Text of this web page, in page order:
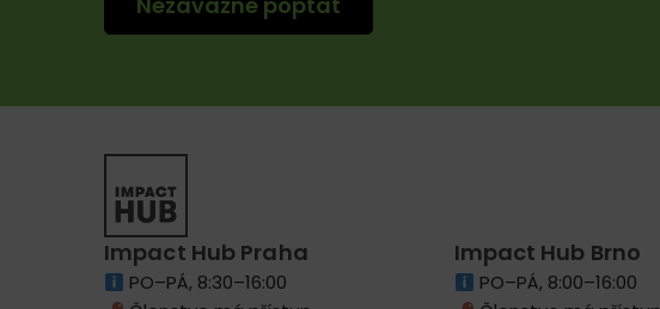
Impact Hub Praha
PO–PÁ, 8:30–16:00
Impact Hub Brno
PO–PÁ, 8:00–16:00